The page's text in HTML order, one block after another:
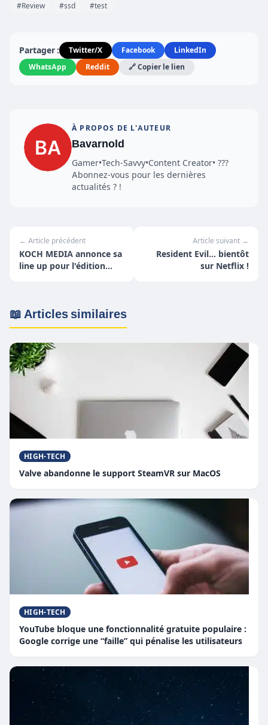
#Review
#ssd #test
Partager : Twitter/X Facebook
LinkedIn
WhatsApp
Reddit 🔗 Copier le lien
À PROPOS DE L'AUTEUR
Bavarnold
Gamer•Tech-Savvy•Content Creator• ???
Abonnez-vous pour les dernières
actualités ? !
← Article précédent
KOCH MEDIA annonce sa
line up pour l'édition
Article suivant →
Resident Evil... bientôt
sur Netflix !
📖 Articles similaires
HIGH-TECH
Valve abandonne le support SteamVR sur MacOS
HIGH-TECH
YouTube bloque une fonctionnalité gratuite populaire :
Google corrige une “faille” qui pénalise les utilisateurs